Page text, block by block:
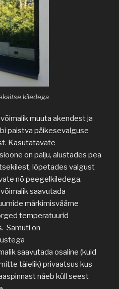
kiledega
muuta akendest ja
paistva päikesevalguse
Kasutatavate
on palju, alustades pea
lõpetades valgust
nö peegelkiledega.
saavutada
märkimisväärne
temperatuurid
Samuti on
saavutada osaline (kuid
täielik) privaatsus kus
näeb küll seest